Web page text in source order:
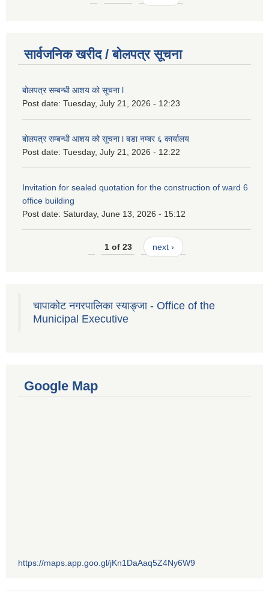
सार्वजनिक खरीद / बोलपत्र सूचना
बोलपत्र सम्बन्धी आशय को सूचना l
Post date: Tuesday, July 21, 2026 - 12:23
बोलपत्र सम्बन्धी आशय को सूचना l बडा नम्बर ६ कार्यालय
Post date: Tuesday, July 21, 2026 - 12:22
Invitation for sealed quotation for the construction of ward 6
office building
Post date: Saturday, June 13, 2026 - 15:12
1 of 23 next ›
चापाकोट नगरपालिका स्याङ्जा - Office of the
Municipal Executive
Google Map
https://maps.app.goo.gl/jKn1DaAaq5Z4Ny6W9